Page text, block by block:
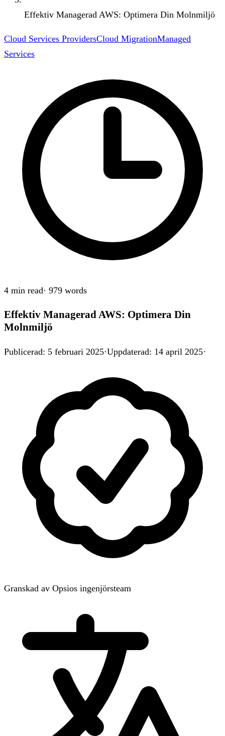
Effektiv Managerad AWS: Optimera Din Molnmiljö
Cloud Services ProvidersCloud MigrationManaged
Services
4 min read· 979 words
Effektiv Managerad AWS: Optimera Din
Molnmiljö
Publicerad: 5 februari 2025·Uppdaterad: 14 april 2025·
Granskad av Opsios ingenjörsteam